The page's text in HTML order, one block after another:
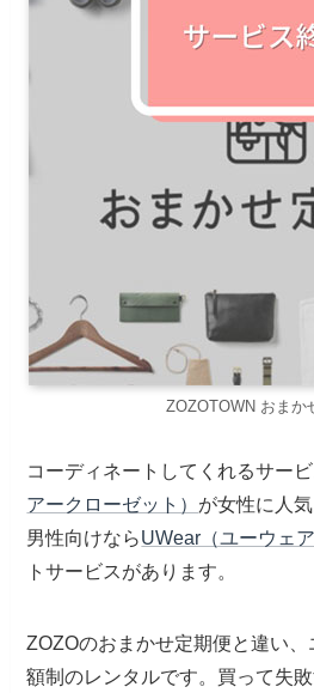
ZOZOTOWN おまか
コーディネートしてくれるサー
アークローゼット） が女性に人気
男性向けならUWear（ユーウェア
トサービスがあります。
ZOZOのおまかせ定期便と違い、
額制のレンタルです。買って失